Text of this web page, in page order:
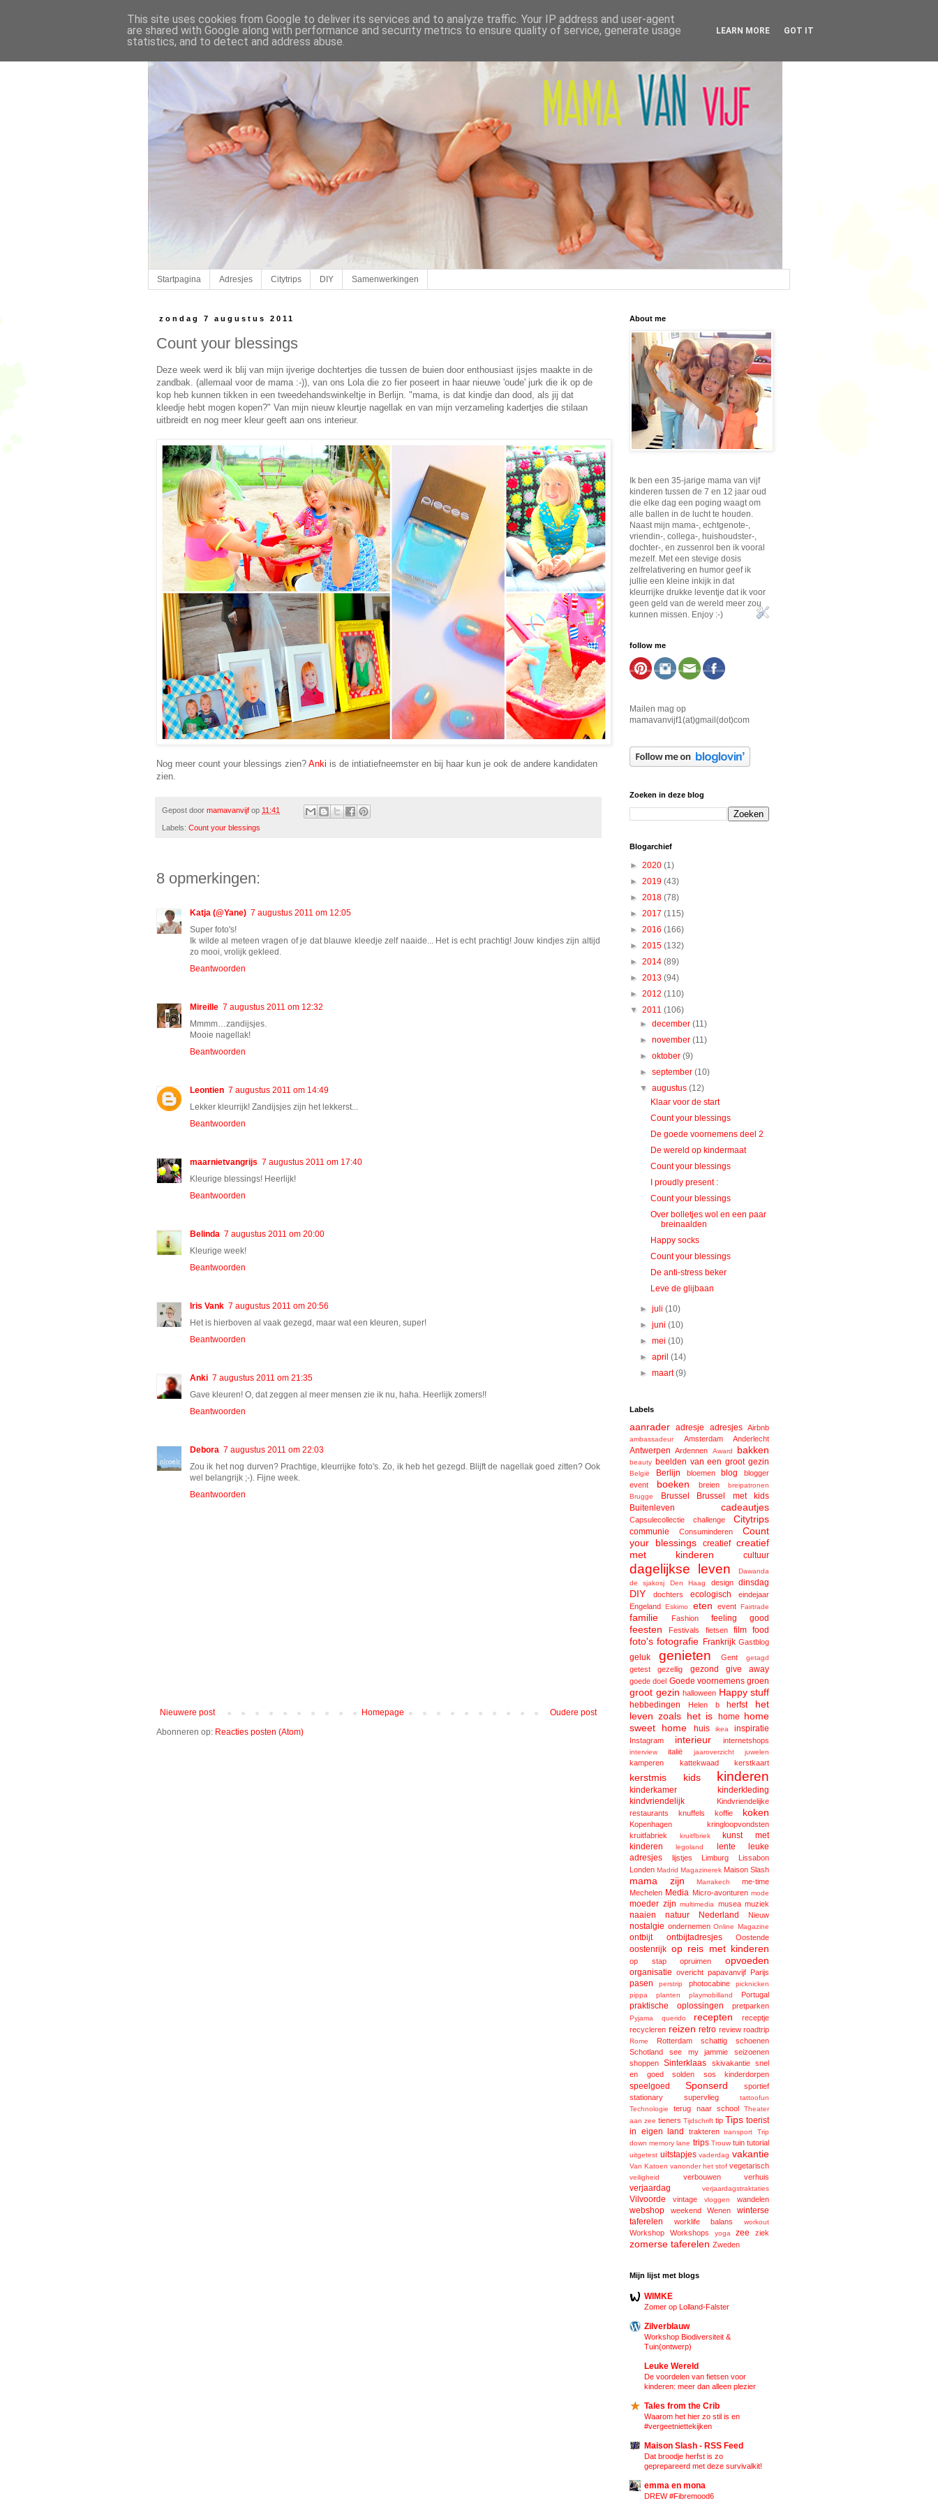
Startpagina Adresjes Citytrips DIY Samenwerkingen
zondag 7 augustus 2011
Count your blessings
Deze week werd ik blij van mijn ijverige dochtertjes die tussen de buien door enthousiast ijsjes maakte in de
zandbak. (allemaal voor de mama :-)), van ons Lola die zo fier poseert in haar nieuwe 'oude' jurk die ik op de
kop heb kunnen tikken in een tweedehandswinkeltje in Berlijn. "mama, is dat kindje dan dood, als jij dat
kleedje hebt mogen kopen?" Van mijn nieuw kleurtje nagellak en van mijn verzameling kadertjes die stilaan
uitbreidt en nog meer kleur geeft aan ons interieur.
Nog meer count your blessings zien? Anki is de intiatiefneemster en bij haar kun je ook de andere kandidaten
zien.
Gepost door mamavanvijf op 11:41
Labels: Count your blessings
8 opmerkingen:
Katja (@Yane) 7 augustus 2011 om 12:05
Super foto's!
Ik wilde al meteen vragen of je dat blauwe kleedje zelf naaide... Het is echt prachtig! Jouw kindjes zijn altijd
zo mooi, vrolijk gekleed.
Beantwoorden
Mireille 7 augustus 2011 om 12:32
Mmmm…zandijsjes.
Mooie nagellak!
Beantwoorden
Leontien 7 augustus 2011 om 14:49
Lekker kleurrijk! Zandijsjes zijn het lekkerst...
Beantwoorden
maarnietvangrijs 7 augustus 2011 om 17:40
Kleurige blessings! Heerlijk!
Beantwoorden
Belinda 7 augustus 2011 om 20:00
Kleurige week!
Beantwoorden
Iris Vank 7 augustus 2011 om 20:56
Het is hierboven al vaak gezegd, maar wat een kleuren, super!
Beantwoorden
Anki 7 augustus 2011 om 21:35
Gave kleuren! O, dat zeggen al meer mensen zie ik nu, haha. Heerlijk zomers!!
Beantwoorden
Debora 7 augustus 2011 om 22:03
Zou ik het nog durven? Prachtige, kleurrijke foto's. Zo, ik heb het gezegd. Blijft de nagellak goed zitten? Ook
wel belangrijk ;-). Fijne week.
Beantwoorden
Nieuwere post Oudere post
Homepage
Abonneren op: Reacties posten (Atom)
About me
Ik ben een 35-jarige mama van vijf
kinderen tussen de 7 en 12 jaar oud
die elke dag een poging waagt om
alle ballen in de lucht te houden.
Naast mijn mama-, echtgenote-,
vriendin-, collega-, huishoudster-,
dochter-, en zussenrol ben ik vooral
mezelf. Met een stevige dosis
zelfrelativering en humor geef ik
jullie een kleine inkijk in dat
kleurrijke drukke leventje dat ik voor
geen geld van de wereld meer zou
kunnen missen. Enjoy :-)
follow me
Mailen mag op
mamavanvijf1(at)gmail(dot)com
Zoeken in deze blog
Blogarchief
► 2020 (1)
► 2019 (43)
► 2018 (78)
► 2017 (115)
► 2016 (166)
► 2015 (132)
► 2014 (89)
► 2013 (94)
► 2012 (110)
▼ 2011 (106)
►december(11)
►november(11)
►oktober(9)
►september(10)
▼augustus(12)
Klaar voor de start
Count your blessings
De goede voornemens deel 2
De wereld op kindermaat
Count your blessings
I proudly present :
Count your blessings
Over bolletjes wol en een paar
breinaalden
Happy socks
Count your blessings
De anti-stress beker
Leve de glijbaan
►juli(10)
►juni(10)
►mei(10)
►april(14)
►maart(9)
Labels
aanrader adresje adresjes Airbnb
ambassadeur Amsterdam Anderlecht
Antwerpen Ardennen Award bakken
beauty beelden van een groot gezin
België Berlijn bloemen blog
blogger
event
boeken breien
breipatronen
Brugge
Brussel
Brussel met kids
Buitenleven
cadeautjes
Capsulecollectie challenge Citytrips
communie Consuminderen
Count
your blessings
creatief creatief
met kinderen
cultuur
dagelijkse leven
Dawanda
de sjakosj
Den Haag design dinsdag
DIY dochters ecologisch
eindejaar
Engeland
Eskimo eten event Fairtrade
familie Fashion feeling good
feesten Festivals fietsen film food
foto's fotografie Frankrijk Gastblog
geluk genieten Gent getagd
getest gezellig gezond give away
goede doel Goede voornemens groen
groot gezin halloween Happy stuff
hebbedingen Helen b herfst
het
leven zoals het is
home home
sweet home
huis ikea inspiratie
Instagram interieur internetshops
interview italië jaaroverzicht juwelen
kamperen kattekwaad kerstkaart
kerstmis kids kinderen
kinderkamer
kinderkleding
kindvriendelijk
Kindvriendelijke
restaurants
knuffels koffie koken
Kopenhagen
kringloopvondsten
kruitfabriek
kruitfbriek
kunst met
kinderen
legoland lente
leuke
adresjes
lijstjes Limburg
Lissabon
Londen Madrid Magazinerek Maison Slash
mama zijn Marrakech
me-time
Mechelen Media Micro-avonturen mode
moeder zijn multimedia musea muziek
naaien natuur Nederland Nieuw
nostalgie ondernemen Online Magazine
ontbijt ontbijtadresjes Oostende
oostenrijk op reis met kinderen
op stap opruimen opvoeden
organisatie overicht papavanvijf Parijs
pasen perstrip photocabine
picknicken
pippa
planten playmobilland Portugal
praktische oplossingen pretparken
Pyjama querido recepten
receptje
recycleren reizen retro review roadtrip
Rome Rotterdam schattig
schoenen
Schotland
see my jammie
seizoenen
shoppen
Sinterklaas skivakantie
snel
en goed
solden sos kinderdorpen
speelgoed Sponserd
sportief
stationary
supervlieg
tattoofun
Technologie
terug naar school
Theater
aan zee tieners Tijdschrift tip Tips toerist
in eigen land
trakteren transport
Trip
down memory lane trips Trouw tuin tutorial
uitgetest uitstapjes vaderdag vakantie
Van Katoen vanonder het stof vegetarisch
veiligheid verbouwen verhuis
verjaardag verjaardagstraktaties
Vilvoorde vintage vloggen wandelen
webshop weekend Wenen
winterse
taferelen
worklife balans workout
Workshop Workshops yoga zee ziek
zomerse taferelen Zweden
Mijn lijst met blogs
WIMKE
Zomer op Lolland-Falster
Zilverblauw
Workshop Biodiversiteit &
Tuin(ontwerp)
Leuke Wereld
De voordelen van fietsen voor
kinderen: meer dan alleen plezier
Tales from the Crib
Waarom het hier zo stil is en
#vergeetniettekijken
Maison Slash - RSS Feed
Dat broodje herfst is zo
geprepareerd met deze survivalkit!
emma en mona
DREW #Fibremood6
This site uses cookies from Google to deliver its services and to analyze traffic. Your IP address and user-agent
are shared with Google along with performance and security metrics to ensure quality of service, generate usage
statistics, and to detect and address abuse.
LEARN MORE GOT IT